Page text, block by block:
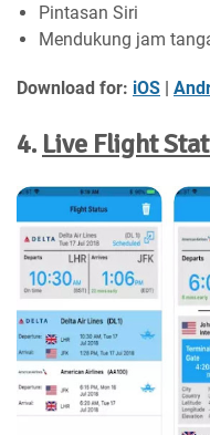
Pintasan Siri
Mendukung jam
Download for: iOS |
4. Live Flight